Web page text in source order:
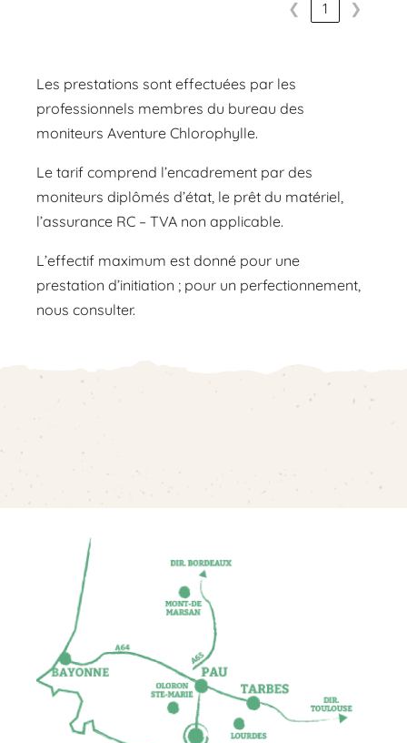
❮ 1 ❯
Les prestations sont effectuées par les
professionnels membres du bureau des
moniteurs Aventure Chlorophylle.
Le tarif comprend l’encadrement par des
moniteurs diplômés d’état, le prêt du matériel,
l’assurance RC – TVA non applicable.
L’effectif maximum est donné pour une
prestation d’initiation ; pour un perfectionnement,
nous consulter.